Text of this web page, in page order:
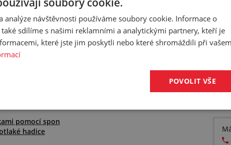
služby?
koncovkami pomocí sponnebo jizalisujeme, zkrátíme na
pomocí spon
hadice
analýze návštěvnosti používáme soubory cookie. Informace o
sdílíme s našimi reklamními a analytickými partnery, kteří je
které jste jim poskytli nebo které shromáždili při vašem
POVOLIT VŠE